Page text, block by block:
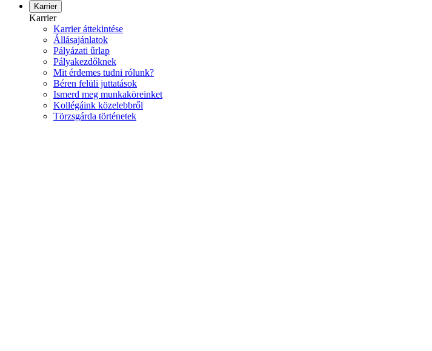
Karrier
Karrier
Karrier áttekintése
Állásajánlatok
Pályázati űrlap
Pályakezdőknek
Mit érdemes tudni rólunk?
Béren felüli juttatások
Ismerd meg munkaköreinket
Kollégáink közelebbről
Törzsgárda történetek